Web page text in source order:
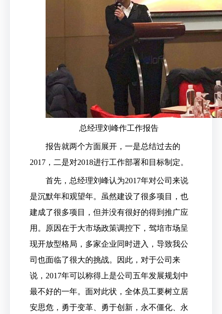
总经理刘峰作工作报告
报告就两个方面展开，一是总结过去的
2017，二是对2018进行工作部署和目标制定。
首先，总经理刘峰认为2017年对公司来说
是沉默年和观望年。虽然建设了很多项目，也
建成了很多项目，但并没有很好的得到推广应
用。原因在于大市场政策调控下，驾培市场呈
现开放型格局，多家企业同时进入，导致我公
司也面临了很大的挑战。因此，对于公司来
说，2017年可以称得上是公司五年发展规划中
最不好的一年。面对此状，全体员工要树立居
安思危，勇于变革、勇于创新，永不僵化、永